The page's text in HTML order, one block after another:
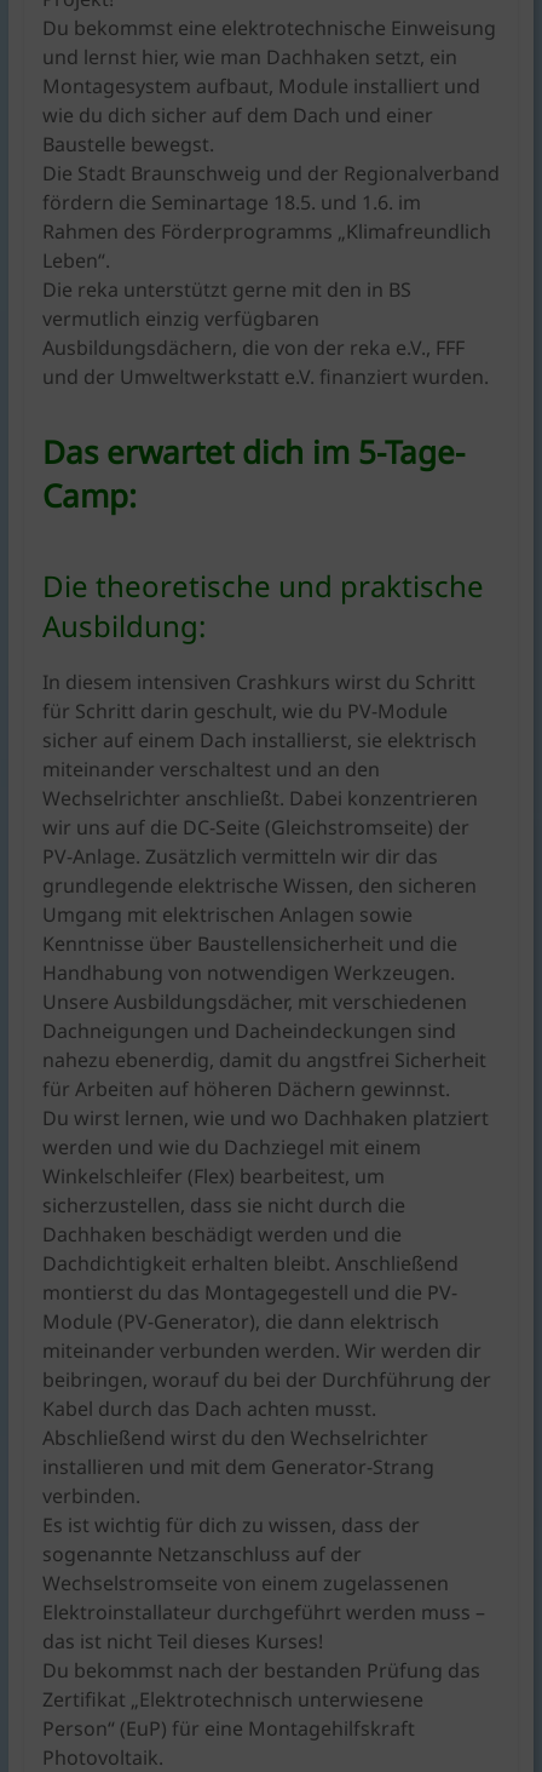
Du bekommst eine elektrotechnische Einweisung
und lernst hier, wie man Dachhaken setzt, ein
Montagesystem aufbaut, Module installiert und
wie du dich sicher auf dem Dach und einer
Baustelle bewegst.
Die Stadt Braunschweig und der Regionalverband
fördern die Seminartage 18.5. und 1.6. im
Rahmen des Förderprogramms „Klimafreundlich
Leben“.
Die reka unterstützt gerne mit den in BS
vermutlich einzig verfügbaren
Ausbildungsdächern, die von der reka e.V., FFF
und der Umweltwerkstatt e.V. finanziert wurden.
Das erwartet dich im 5-Tage-
Camp:
Die theoretische und praktische
Ausbildung:
In diesem intensiven Crashkurs wirst du Schritt
für Schritt darin geschult, wie du PV-Module
sicher auf einem Dach installierst, sie elektrisch
miteinander verschaltest und an den
Wechselrichter anschließt. Dabei konzentrieren
wir uns auf die DC-Seite (Gleichstromseite) der
PV-Anlage. Zusätzlich vermitteln wir dir das
grundlegende elektrische Wissen, den sicheren
Umgang mit elektrischen Anlagen sowie
Kenntnisse über Baustellensicherheit und die
Handhabung von notwendigen Werkzeugen.
Unsere Ausbildungsdächer, mit verschiedenen
Dachneigungen und Dacheindeckungen sind
nahezu ebenerdig, damit du angstfrei Sicherheit
für Arbeiten auf höheren Dächern gewinnst.
Du wirst lernen, wie und wo Dachhaken platziert
werden und wie du Dachziegel mit einem
Winkelschleifer (Flex) bearbeitest, um
sicherzustellen, dass sie nicht durch die
Dachhaken beschädigt werden und die
Dachdichtigkeit erhalten bleibt. Anschließend
montierst du das Montagegestell und die PV-
Module (PV-Generator), die dann elektrisch
miteinander verbunden werden. Wir werden dir
beibringen, worauf du bei der Durchführung der
Kabel durch das Dach achten musst.
Abschließend wirst du den Wechselrichter
installieren und mit dem Generator-Strang
verbinden.
Es ist wichtig für dich zu wissen, dass der
sogenannte Netzanschluss auf der
Wechselstromseite von einem zugelassenen
Elektroinstallateur durchgeführt werden muss –
das ist nicht Teil dieses Kurses!
Du bekommst nach der bestanden Prüfung das
Zertifikat „Elektrotechnisch unterwiesene
Person“ (EuP) für eine Montagehilfskraft
Photovoltaik.